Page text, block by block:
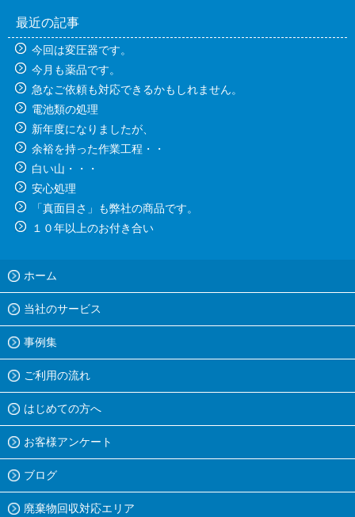
最近の記事
今回は変圧器です。
今月も薬品です。
急なご依頼も対応できるかもしれません。
電池類の処理
新年度になりましたが、
余裕を持った作業工程・・
白い山・・・
安心処理
「真面目さ」も弊社の商品です。
１０年以上のお付き合い
ホーム
当社のサービス
事例集
ご利用の流れ
はじめての方へ
お客様アンケート
ブログ
廃棄物回収対応エリア